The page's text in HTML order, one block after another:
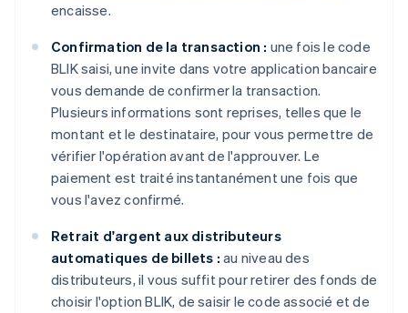
encaisse.
Confirmation de la transaction : une fois le code
BLIK saisi, une invite dans votre application bancaire
vous demande de confirmer la transaction.
Plusieurs informations sont reprises, telles que le
montant et le destinataire, pour vous permettre de
vérifier l'opération avant de l'approuver. Le
paiement est traité instantanément une fois que
vous l'avez confirmé.
Retrait d'argent aux distributeurs
automatiques de billets : au niveau des
distributeurs, il vous suffit pour retirer des fonds de
choisir l'option BLIK, de saisir le code associé et de